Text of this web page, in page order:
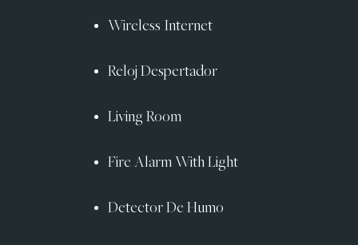
Wireless Internet
Reloj Despertador
Living Room
Fire Alarm With Light
Detector De Humo